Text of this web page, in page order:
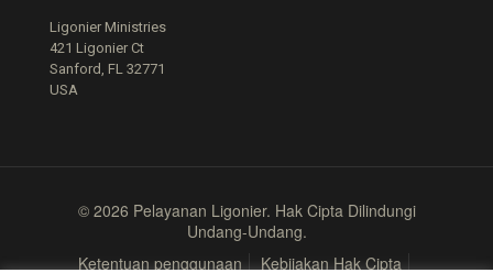
Ligonier Ministries
421 Ligonier Ct
Sanford, FL 32771
USA
© 2026 Pelayanan Ligonier. Hak Cipta Dilindungi
Undang-Undang.
Ketentuan penggunaan
Kebijakan Hak Cipta